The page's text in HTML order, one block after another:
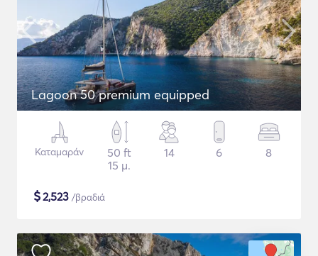
Lagoon 50 premium equipped
Καταμαράν
50 ft
15 μ.
14 6 8
$2,523 /βραδιά